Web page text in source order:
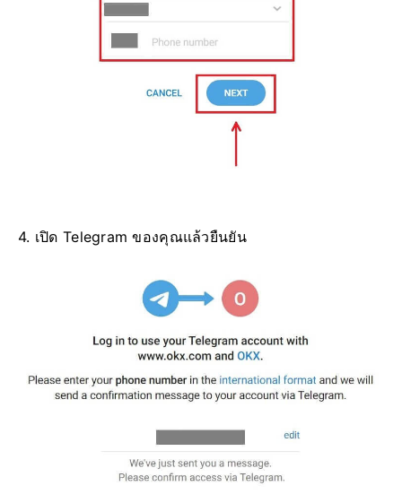
4. เปิด Telegram ของคุณแล้วยืนยัน